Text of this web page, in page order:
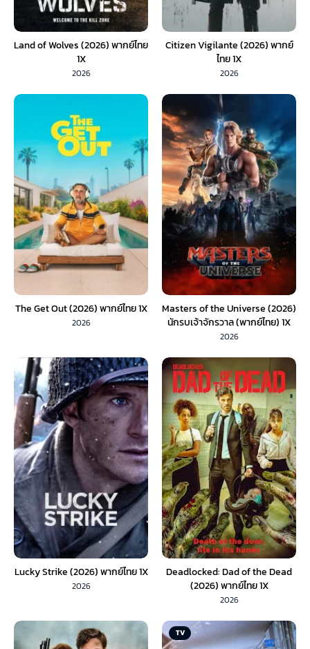
Land of Wolves (2026) พากย์ไทย
1X
2026
Citizen Vigilante (2026) พากย์
ไทย 1X
2026
The Get Out (2026) พากย์ไทย 1X
2026
Masters of the Universe (2026)
นักรบเจ้าจักรวาล (พากย์ไทย) 1X
2026
Lucky Strike (2026) พากย์ไทย 1X
2026
Deadlocked: Dad of the Dead
(2026) พากย์ไทย 1X
2026
TV